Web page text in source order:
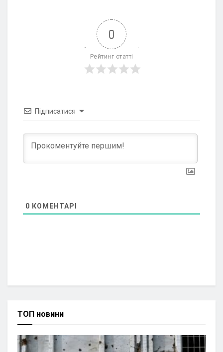
0
Рейтинг статті
Підписатися
0 КОМЕНТАРІ
ТОП новини